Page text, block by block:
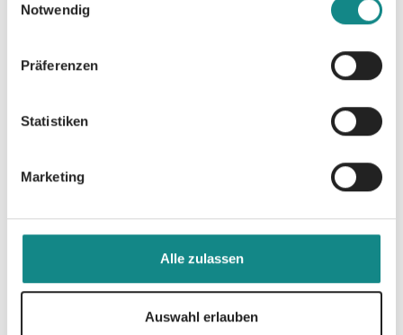
Notwendig
Präferenzen
Statistiken
Marketing
Alle zulassen
Auswahl erlauben